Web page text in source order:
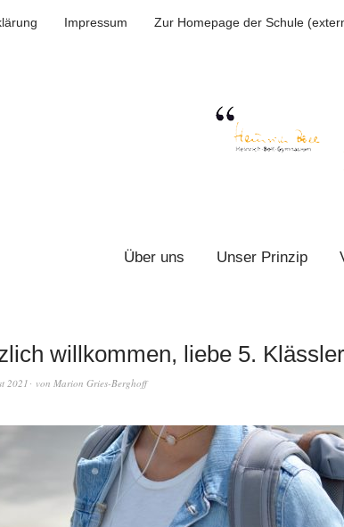
Impressum Zur Homepage der Schule
Über uns Unser Prinzip
willkommen, liebe 5.
2021 von Marion Gries-Berghoff